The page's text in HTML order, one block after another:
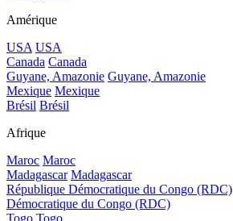
Amérique
USA USA
Canada Canada
Guyane, Amazonie Guyane, Amazonie
Mexique Mexique
Brésil Brésil
Afrique
Maroc Maroc
Madagascar Madagascar
République Démocratique du Congo (RDC)
Démocratique du Congo (RDC)
Togo Togo